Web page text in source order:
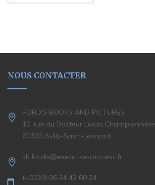
NOUS CONTACTER
FORDIS BOOKS AND PICTURES
10, rue du Docteur Lucas Championnière
60300 Avilly-Saint-Léonard
sb.fordis@executive-process.fr
(+0033) 06 24 42 60 24